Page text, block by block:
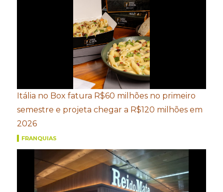
Itália no Box fatura R$60 milhões no primeiro
semestre e projeta chegar a R$120 milhões em
2026
FRANQUIAS